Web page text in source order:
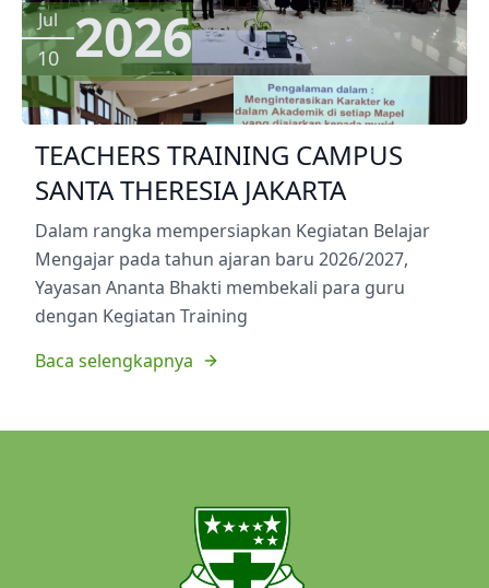
Jul
10 2026
TEACHERS TRAINING CAMPUS
SANTA THERESIA JAKARTA
Dalam rangka mempersiapkan Kegiatan Belajar
Mengajar pada tahun ajaran baru 2026/2027,
Yayasan Ananta Bhakti membekali para guru
dengan Kegiatan Training
Baca selengkapnya